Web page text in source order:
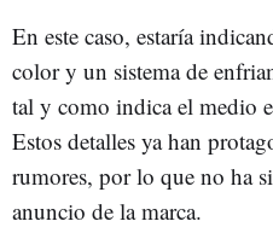
En este caso, estaría
color y un sistema de
tal y como indica el medio
Estos detalles ya han
rumores, por lo que no ha
anuncio de la marca.